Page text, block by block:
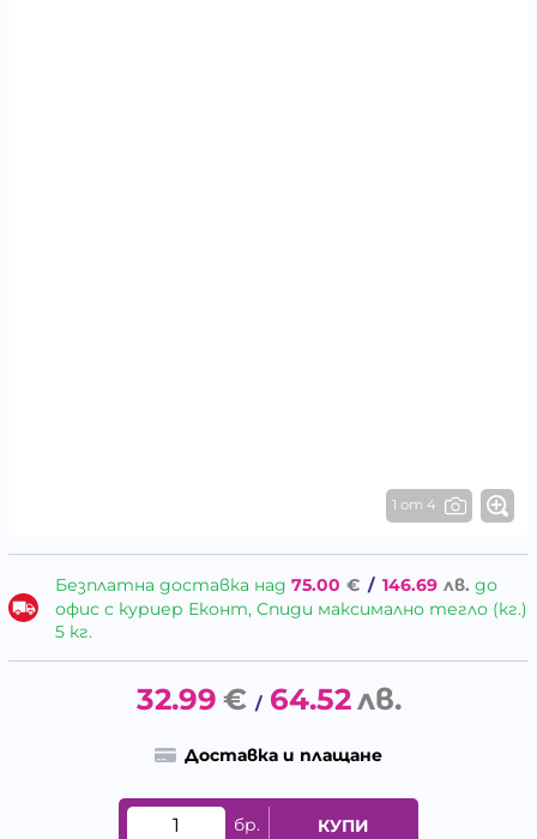
1 от 4
Безплатна доставка над 75.00 € / 146.69 лв. до
офис с куриер Еконт, Спиди максимално тегло (кг.)
5 кг.
32.99 € / 64.52лв.
Доставка и плащане
бр. КУПИ